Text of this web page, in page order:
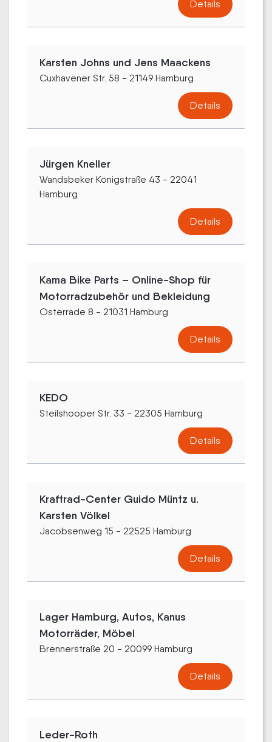
Details
Karsten Johns und Jens Maackens
Cuxhavener Str. 58 - 21149 Hamburg
Details
Jürgen Kneller
Wandsbeker Königstraße 43 - 22041
Hamburg
Details
Kama Bike Parts – Online-Shop für
Motorradzubehör und Bekleidung
Osterrade 8 - 21031 Hamburg
Details
KEDO
Steilshooper Str. 33 - 22305 Hamburg
Details
Kraftrad-Center Guido Müntz u.
Karsten Völkel
Jacobsenweg 15 - 22525 Hamburg
Details
Lager Hamburg, Autos, Kanus
Motorräder, Möbel
Brennerstraße 20 - 20099 Hamburg
Details
Leder-Roth